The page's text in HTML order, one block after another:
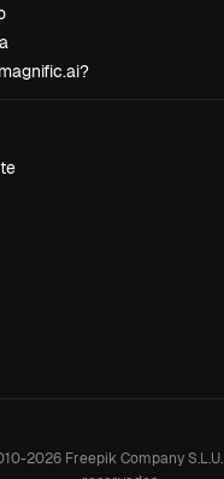
2026Freepik Company S.L.U.